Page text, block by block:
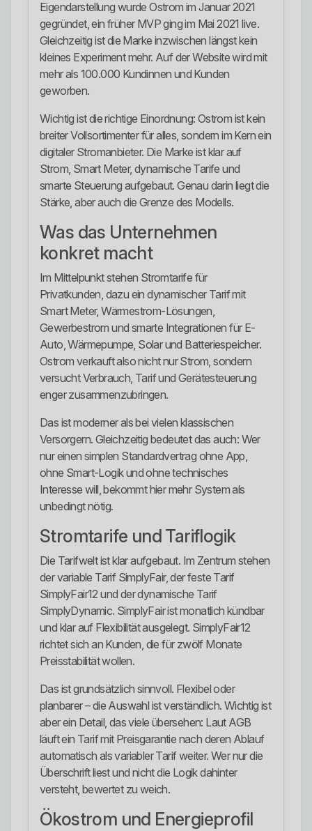
Eigendarstellung wurde Ostrom im Januar 2021
gegründet, ein früher MVP ging im Mai 2021 live.
Gleichzeitig ist die Marke inzwischen längst kein
kleines Experiment mehr. Auf der Website wird mit
mehr als 100.000 Kundinnen und Kunden
geworben.
Wichtig ist die richtige Einordnung: Ostrom ist kein
breiter Vollsortimenter für alles, sondern im Kern ein
digitaler Stromanbieter. Die Marke ist klar auf
Strom, Smart Meter, dynamische Tarife und
smarte Steuerung aufgebaut. Genau darin liegt die
Stärke, aber auch die Grenze des Modells.
Was das Unternehmen
konkret macht
Im Mittelpunkt stehen Stromtarife für
Privatkunden, dazu ein dynamischer Tarif mit
Smart Meter, Wärmestrom-Lösungen,
Gewerbestrom und smarte Integrationen für E-
Auto, Wärmepumpe, Solar und Batteriespeicher.
Ostrom verkauft also nicht nur Strom, sondern
versucht Verbrauch, Tarif und Gerätesteuerung
enger zusammenzubringen.
Das ist moderner als bei vielen klassischen
Versorgern. Gleichzeitig bedeutet das auch: Wer
nur einen simplen Standardvertrag ohne App,
ohne Smart-Logik und ohne technisches
Interesse will, bekommt hier mehr System als
unbedingt nötig.
Stromtarife und Tariflogik
Die Tarifwelt ist klar aufgebaut. Im Zentrum stehen
der variable Tarif SimplyFair, der feste Tarif
SimplyFair12 und der dynamische Tarif
SimplyDynamic. SimplyFair ist monatlich kündbar
und klar auf Flexibilität ausgelegt. SimplyFair12
richtet sich an Kunden, die für zwölf Monate
Preisstabilität wollen.
Das ist grundsätzlich sinnvoll. Flexibel oder
planbarer – die Auswahl ist verständlich. Wichtig ist
aber ein Detail, das viele übersehen: Laut AGB
läuft ein Tarif mit Preisgarantie nach deren Ablauf
automatisch als variabler Tarif weiter. Wer nur die
Überschrift liest und nicht die Logik dahinter
versteht, bewertet zu weich.
Ökostrom und Energieprofil